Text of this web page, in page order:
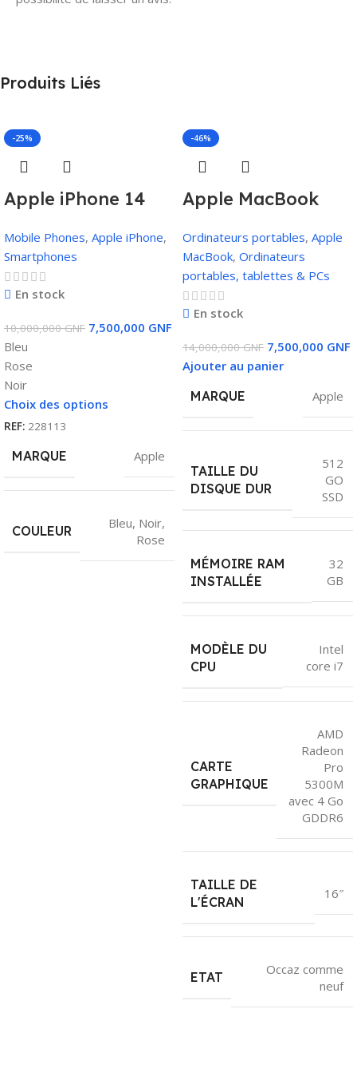
Produits Liés
-25%
Apple iPhone 14
Mobile Phones, Apple iPhone,
Smartphones
En stock
10,000,000GNF 7,500,000 GNF
Bleu
Rose
Noir
Choix des options
REF: 228113
MARQUE Apple
COULEUR
Bleu, Noir,
Rose
-46%
Apple MacBook
16Go RAM, 512Go
SSD, 4Go Carte
Graphique, Touch
Bar
Ordinateurs portables, Apple
MacBook, Ordinateurs
portables, tablettes & PCs
En stock
14,000,000GNF 7,500,000 GNF
Ajouter au panier
MARQUE
Apple
TAILLE DU
DISQUE DUR
512
GO
SSD
MÉMOIRE RAM
INSTALLÉE
32
GB
MODÈLE DU
CPU
Intel
core i7
CARTE
GRAPHIQUE
AMD
Radeon
Pro
5300M
avec 4 Go
GDDR6
TAILLE DE
L'ÉCRAN
16″
ETAT
Occaz comme
neuf